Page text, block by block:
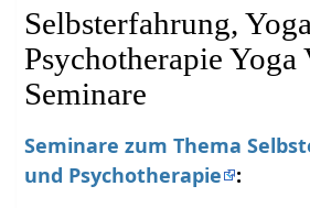
Selbsterfahrung,
Psychotherapie Yoga
Seminare
Seminare zum Thema
und Psychotherapie
: